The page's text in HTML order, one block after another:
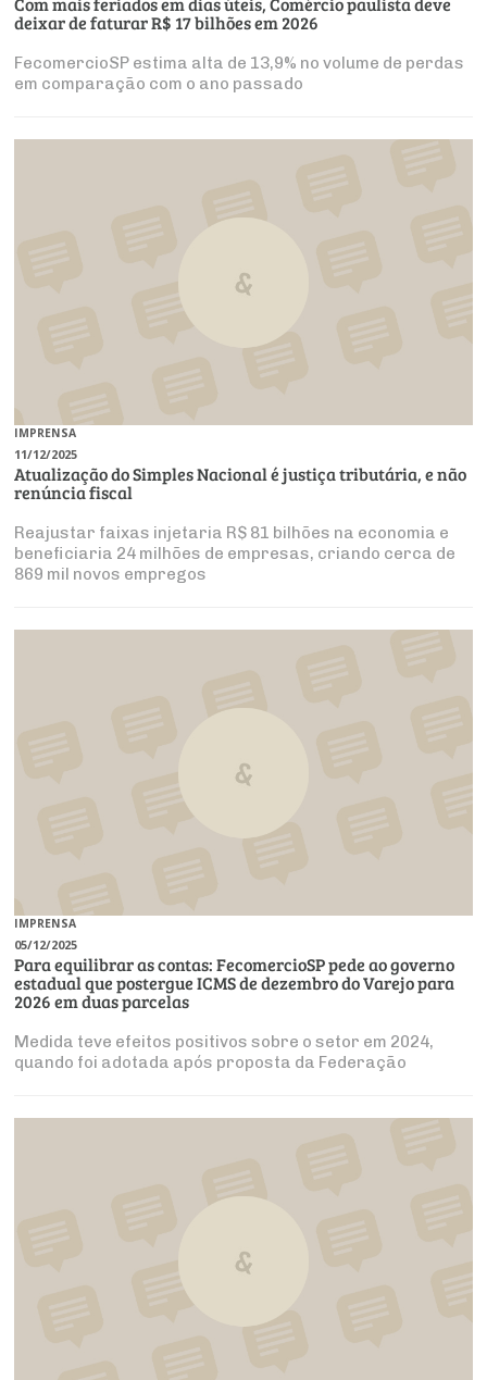
deixar de faturar R$ 17 bilhões em 2026
FecomercioSP estima alta de 13,9% no volume de perdas
em comparação com o ano passado
IMPRENSA
11/12/2025
Atualização do Simples Nacional é justiça tributária, e não
renúncia fiscal
Reajustar faixas injetaria R$ 81 bilhões na economia e
beneficiaria 24 milhões de empresas, criando cerca de
869 mil novos empregos
IMPRENSA
05/12/2025
Para equilibrar as contas: FecomercioSP pede ao governo
estadual que postergue ICMS de dezembro do Varejo para
2026 em duas parcelas
Medida teve efeitos positivos sobre o setor em 2024,
quando foi adotada após proposta da Federação